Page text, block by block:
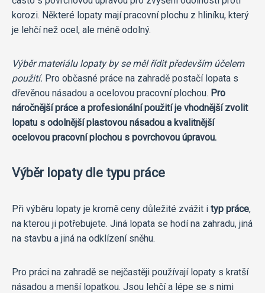
korozi. Některé lopaty mají pracovní plochu z hliníku, který
je lehčí než ocel, ale méně odolný.
Výběr materiálu lopaty by se měl řídit především účelem
použití. Pro občasné práce na zahradě postačí lopata s
dřevěnou násadou a ocelovou pracovní plochou. Pro
náročnější práce a profesionální použití je vhodnější zvolit
lopatu s odolnější plastovou násadou a kvalitnější
ocelovou pracovní plochou s povrchovou úpravou.
Výběr lopaty dle typu práce
Při výběru lopaty je kromě ceny důležité zvážit i typ práce,
na kterou ji potřebujete. Jiná lopata se hodí na zahradu, jiná
na stavbu a jiná na odklízení sněhu.
Pro práci na zahradě se nejčastěji používají lopaty s kratší
násadou a menší lopatkou. Jsou lehčí a lépe se s nimi